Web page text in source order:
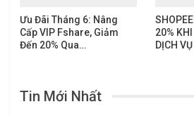
Ưu Đãi Tháng 6: Nâng
Cấp VIP Fshare, Giảm
Đến 20% Qua…
20%
DỊCH
Tin Mới Nhất